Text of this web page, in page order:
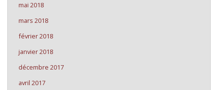
mai 2018
mars 2018
février 2018
janvier 2018
décembre 2017
avril 2017